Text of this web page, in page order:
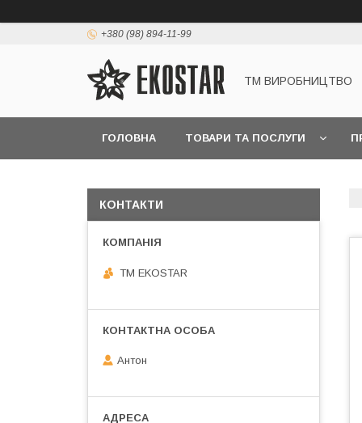
+380 (98) 894-11-99
ТМ ВИРОБНИЦТВО
ГОЛОВНА ТОВАРИ ТА ПОСЛУГИ
КОНТАКТИ
ТМ EKOSTAR
Антон